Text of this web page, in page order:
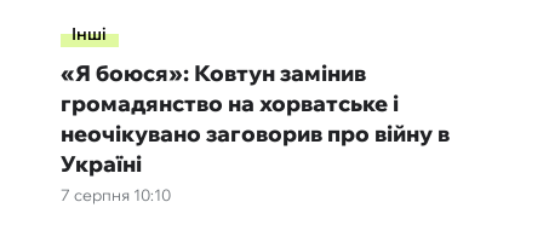
Інші
7 серпня 10:10
«Я боюся»: Ковтун замінив
громадянство на хорватське і
неочікувано заговорив про війну в
Україні